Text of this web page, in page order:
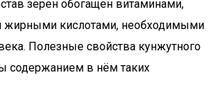
зёрен обогащён витаминами,
жирными кислотами, необходимыми
Полезные свойства кунжутного
содержанием в нём таких